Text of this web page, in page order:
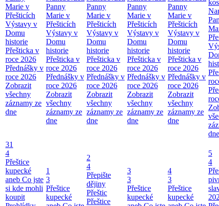
Marie v
Přešticích
Výstavy v
Domu
historie
Přešticka v
roce 2026
Přednášky v
roce 2026
Zobrazit
všechny
záznamy ze
dne
Panny
Marie v
Přešticích
Výstavy v
Domu
historie
Přešticka v
roce 2026
Přednášky v
roce 2026
Zobrazit
všechny
záznamy ze
dne
Panny
Marie v
Přešticích
Výstavy v
Domu
historie
Přešticka v
roce 2026
Přednášky v
roce 2026
Zobrazit
všechny
záznamy ze
dne
Panny
Marie v
Přešticích
Výstavy v
Domu
historie
Přešticka v
roce 2026
Přednášky v
roce 2026
Zobrazit
všechny
záznamy ze
dne
Panny
Marie v
Přešticích
Výstavy v
Domu
historie
Přešticka v
roce 2026
Přednášky v
roce 2026
Zobrazit
všechny
záznamy ze
dne
dne
31
4
Přeštice
kupecké
aneb Co jste
si kde mohli
koupit
1
3
Přeštice
kupecké
2
4
Přepište
dějiny
Přeštic
Přeštice
3
3
Přeštice
kupecké
4
3
Přeštice
kupecké
5
4